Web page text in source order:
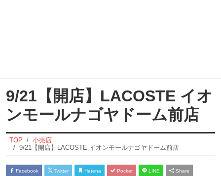
9/21【開店】LACOSTE イオ
ンモールナゴヤドーム前店
TOP
小売店
9/21【開店】LACOSTE イオンモールナゴヤドーム前店
Facebook Twitter Hatena Pocket LINE Share